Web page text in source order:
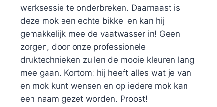
werksessie te onderbreken. Daarnaast is
deze mok een echte bikkel en kan hij
gemakkelijk mee de vaatwasser in! Geen
zorgen, door onze professionele
druktechnieken zullen de mooie kleuren lang
mee gaan. Kortom: hij heeft alles wat je van
en mok kunt wensen en op iedere mok kan
een naam gezet worden. Proost!